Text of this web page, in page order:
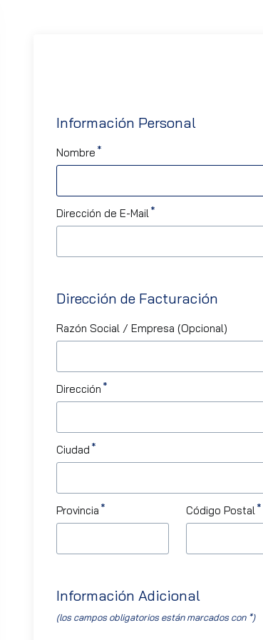
Bienvenido
paso adelante en nuestra evolución
digital para ofrecerte una
segura, intuitiva y completa. Nos
complace darte la bienvenida a
desde cero para acompañarte en
cada etapa de tu p...
Información Personal
Nombre
Dirección de E-Mail
Dirección de Facturación
Razón Social / Empresa (Opcional)
Dirección
Ciudad
Provincia Código Postal
Información Adicional
(los campos obligatorios están marcados con *)